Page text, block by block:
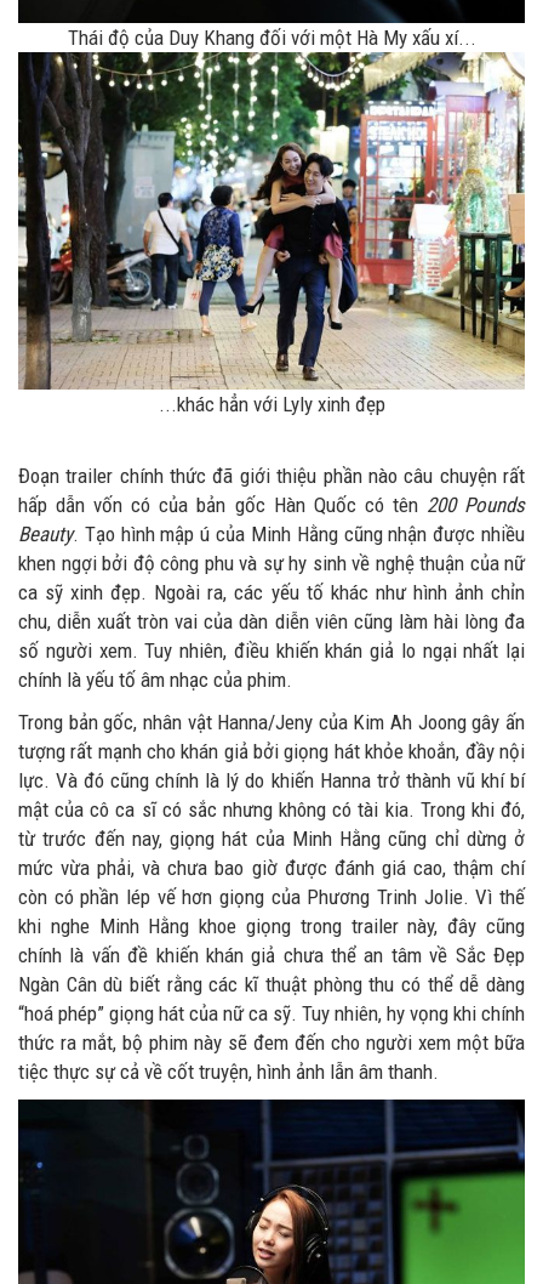
Thái độ của Duy Khang đối với một Hà My xấu xí...
...khác hẳn với Lyly xinh đẹp
Đoạn trailer chính thức đã giới thiệu phần nào câu chuyện rất
hấp dẫn vốn có của bản gốc Hàn Quốc có tên 200 Pounds
Beauty. Tạo hình mập ú của Minh Hằng cũng nhận được nhiều
khen ngợi bởi độ công phu và sự hy sinh về nghệ thuận của nữ
ca sỹ xinh đẹp. Ngoài ra, các yếu tố khác như hình ảnh chỉn
chu, diễn xuất tròn vai của dàn diễn viên cũng làm hài lòng đa
số người xem. Tuy nhiên, điều khiến khán giả lo ngại nhất lại
chính là yếu tố âm nhạc của phim.
Trong bản gốc, nhân vật Hanna/Jeny của Kim Ah Joong gây ấn
tượng rất mạnh cho khán giả bởi giọng hát khỏe khoắn, đầy nội
lực. Và đó cũng chính là lý do khiến Hanna trở thành vũ khí bí
mật của cô ca sĩ có sắc nhưng không có tài kia. Trong khi đó,
từ trước đến nay, giọng hát của Minh Hằng cũng chỉ dừng ở
mức vừa phải, và chưa bao giờ được đánh giá cao, thậm chí
còn có phần lép vế hơn giọng của Phương Trinh Jolie. Vì thế
khi nghe Minh Hằng khoe giọng trong trailer này, đây cũng
chính là vấn đề khiến khán giả chưa thể an tâm về Sắc Đẹp
Ngàn Cân dù biết rằng các kĩ thuật phòng thu có thể dễ dàng
“hoá phép” giọng hát của nữ ca sỹ. Tuy nhiên, hy vọng khi chính
thức ra mắt, bộ phim này sẽ đem đến cho người xem một bữa
tiệc thực sự cả về cốt truyện, hình ảnh lẫn âm thanh.